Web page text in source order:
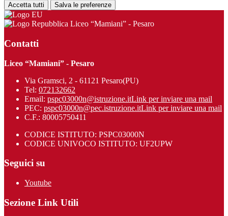
Accetta tutti Salva le preferenze
Liceo “Mamiani” - Pesaro
Contatti
Liceo “Mamiani” - Pesaro
Via Gramsci, 2 - 61121 Pesaro(PU)
Tel: 072132662
Email: pspc03000n@istruzione.itLink per inviare una mail
PEC: pspc03000n@pec.istruzione.itLink per inviare una mail
C.F.: 80005750411
CODICE ISTITUTO: PSPC03000N
CODICE UNIVOCO ISTITUTO: UF2UPW
Seguici su
Youtube
Sezione Link Utili